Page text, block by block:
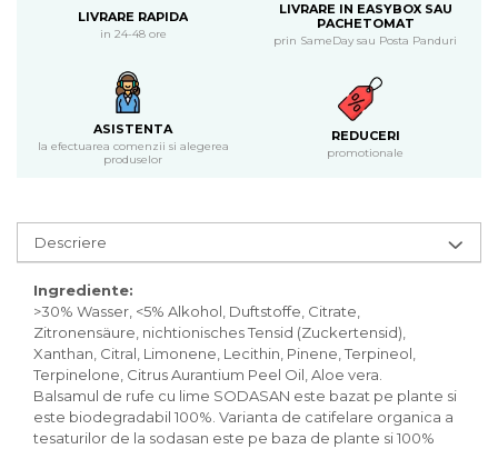
Nuci si alune bio
Seminte bio din plante oleaginoase
Ingrediente patiserie bio
Budinca bio
Indulcitori bio
Masline bio si antipasti
Antipasti bio
Masline bio
Pesto bio
Musli si terci
Fulgi din cereale bio
Musli bio
Terci bio
LIVRARE RAPIDA
in 24-48 ore
LIVRARE IN EASYBOX SAU
PACHETOMAT
prin SameDay sau Posta Panduri
ASISTENTA
la efectuarea comenzii si alegerea
produselor
REDUCERI
promotionale
Descriere
Ingrediente:
>30% Wasser, <5% Alkohol, Duftstoffe, Citrate,
Zitronensäure, nichtionisches Tensid (Zuckertensid),
Xanthan, Citral, Limonene, Lecithin, Pinene, Terpineol,
Terpinelone, Citrus Aurantium Peel Oil, Aloe vera.
Balsamul de rufe cu lime SODASAN este bazat pe plante si
este biodegradabil 100%. Varianta de catifelare organica a
tesaturilor de la sodasan este pe baza de plante si 100%